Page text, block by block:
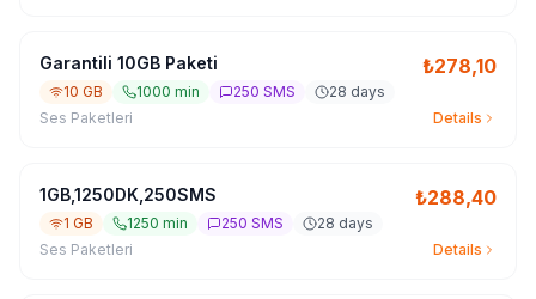
Garantili 10GB Paketi ₺278,10
10 GB 1000 min 250 SMS
28 days
Ses Paketleri
Details
1GB,1250DK,250SMS ₺288,40
1 GB 1250 min 250 SMS
28 days
Ses Paketleri
Details